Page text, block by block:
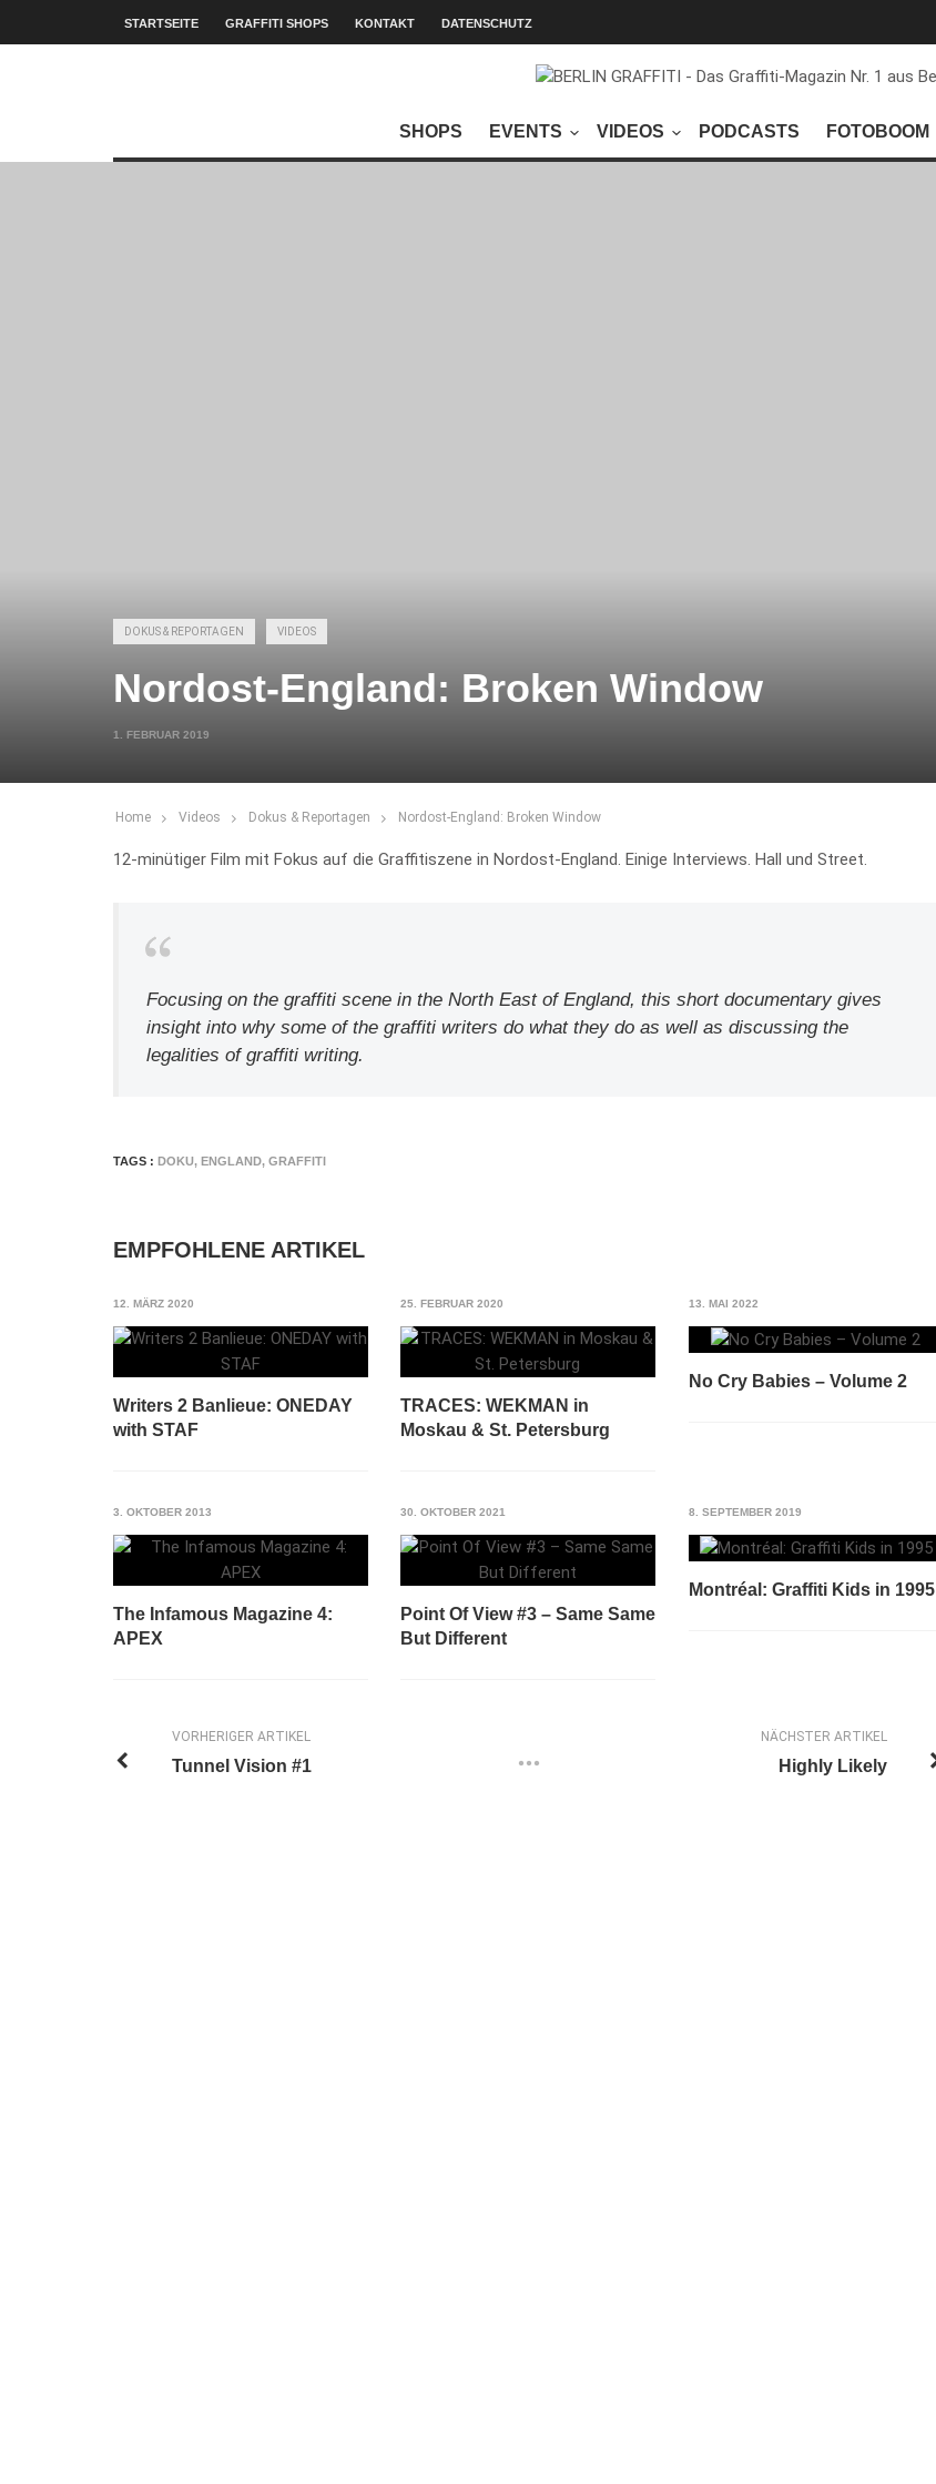
STARTSEITE GRAFFITI SHOPS KONTAKT DATENSCHUTZ
SHOPS EVENTS VIDEOS PODCASTS FOTOBOOM
DOKUS & REPORTAGEN VIDEOS
Nordost-England: Broken Window
1. FEBRUAR 2019
Home Videos Dokus & Reportagen Nordost-England: Broken Window
12-minütiger Film mit Fokus auf die Graffitiszene in Nordost-England. Einige Interviews. Hall und Street.
Focusing on the graffiti scene in the North East of England, this short documentary gives
insight into why some of the graffiti writers do what they do as well as discussing the
legalities of graffiti writing.
TAGS : DOKU, ENGLAND, GRAFFITI
EMPFOHLENE ARTIKEL
12. MÄRZ 2020
Writers 2 Banlieue: ONEDAY
with STAF
25. FEBRUAR 2020
TRACES: WEKMAN in
Moskau & St. Petersburg
13. MAI 2022
No Cry Babies – Volume 2
3. OKTOBER 2013
The Infamous Magazine 4:
APEX
30. OKTOBER 2021
Point Of View #3 – Same Same
But Different
8. SEPTEMBER 2019
Montréal: Graffiti Kids in 1995
NÄCHSTER ARTIKEL
Highly Likely
VORHERIGER ARTIKEL
Tunnel Vision #1